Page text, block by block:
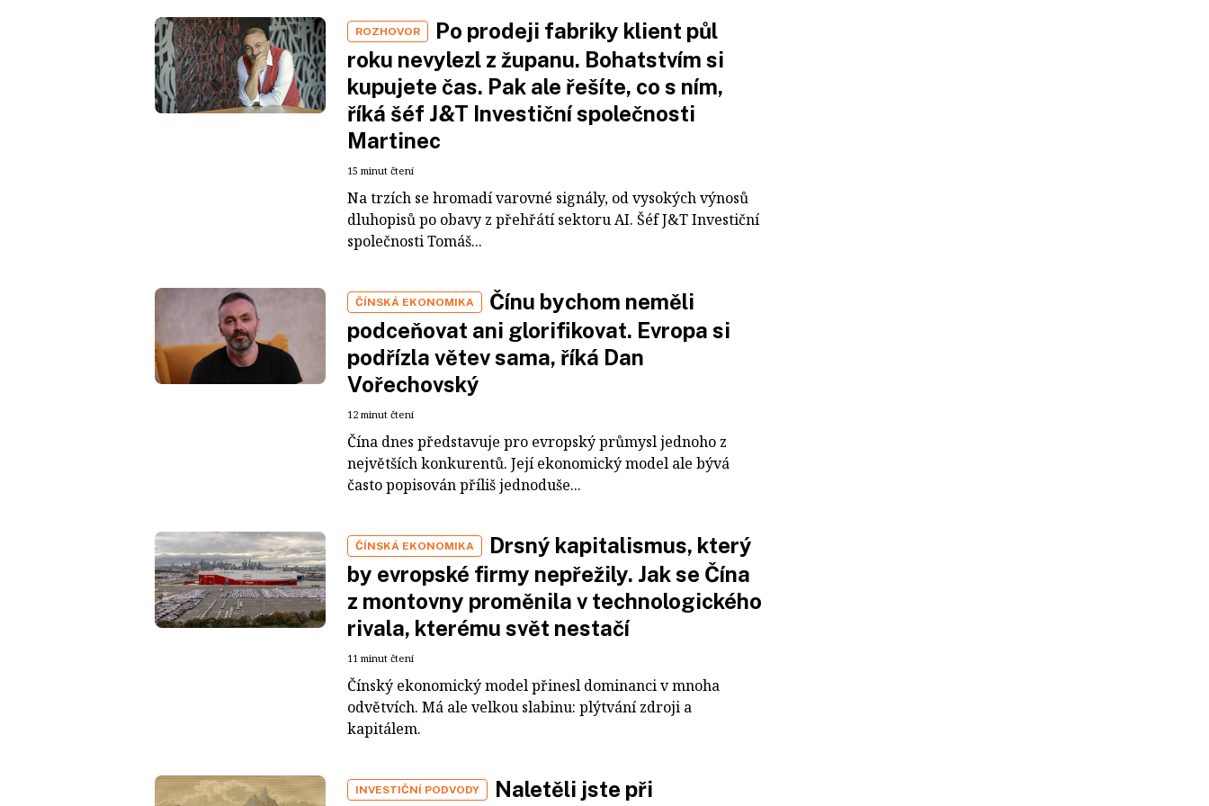
ROZHOVOR
Po prodeji fabriky klient půl
roku nevylezl z županu. Bohatstvím si
kupujete čas. Pak ale řešíte, co s ním,
říká šéf J&T Investiční společnosti
Martinec
15 minut čtení
Na trzích se hromadí varovné signály, od vysokých výnosů
dluhopisů po obavy z přehřátí sektoru AI. Šéf J&T Investiční
společnosti Tomáš...
ČÍNSKÁ EKONOMIKA
Čínu bychom neměli
podceňovat ani glorifikovat. Evropa si
podřízla větev sama, říká Dan
Vořechovský
12 minut čtení
Čína dnes představuje pro evropský průmysl jednoho z
největších konkurentů. Její ekonomický model ale bývá
často popisován příliš jednoduše...
ČÍNSKÁ EKONOMIKA
Drsný kapitalismus, který
by evropské firmy nepřežily. Jak se Čína
z montovny proměnila v technologického
rivala, kterému svět nestačí
11 minut čtení
Čínský ekonomický model přinesl dominanci v mnoha
odvětvích. Má ale velkou slabinu: plýtvání zdroji a
kapitálem.
INVESTIČNÍ PODVODY
Naletěli jste při